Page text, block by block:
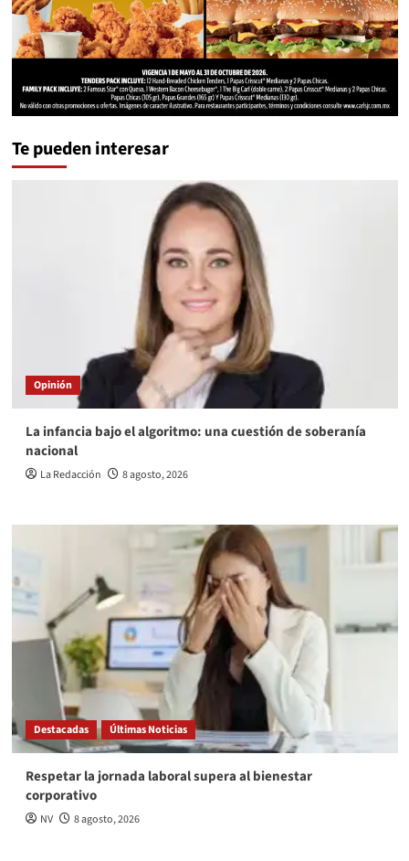
Te pueden interesar
Opinión
La infancia bajo el algoritmo: una cuestión de soberanía
nacional
La Redacción 8 agosto, 2026
Destacadas Últimas Noticias
Respetar la jornada laboral supera al bienestar
corporativo
NV 8 agosto, 2026